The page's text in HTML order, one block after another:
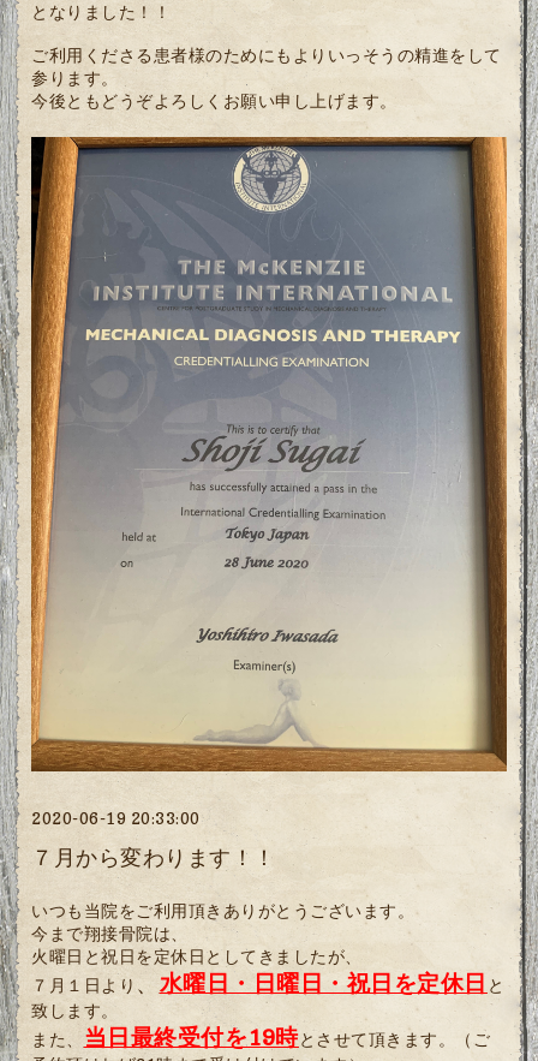
となりました！！
ご利用くださる患者様のためにもよりいっそうの精進をして
参ります。
今後ともどうぞよろしくお願い申し上げます。
2020-06-19 20:33:00
７月から変わります！！
いつも当院をご利用頂きありがとうございます。
今まで翔接骨院は、
火曜日と祝日を定休日としてきましたが、
７月１日より 、 水曜日・日曜日・祝日を定休日 と
致します。
また、 当日最終受付を19時とさせて頂きます。（ご